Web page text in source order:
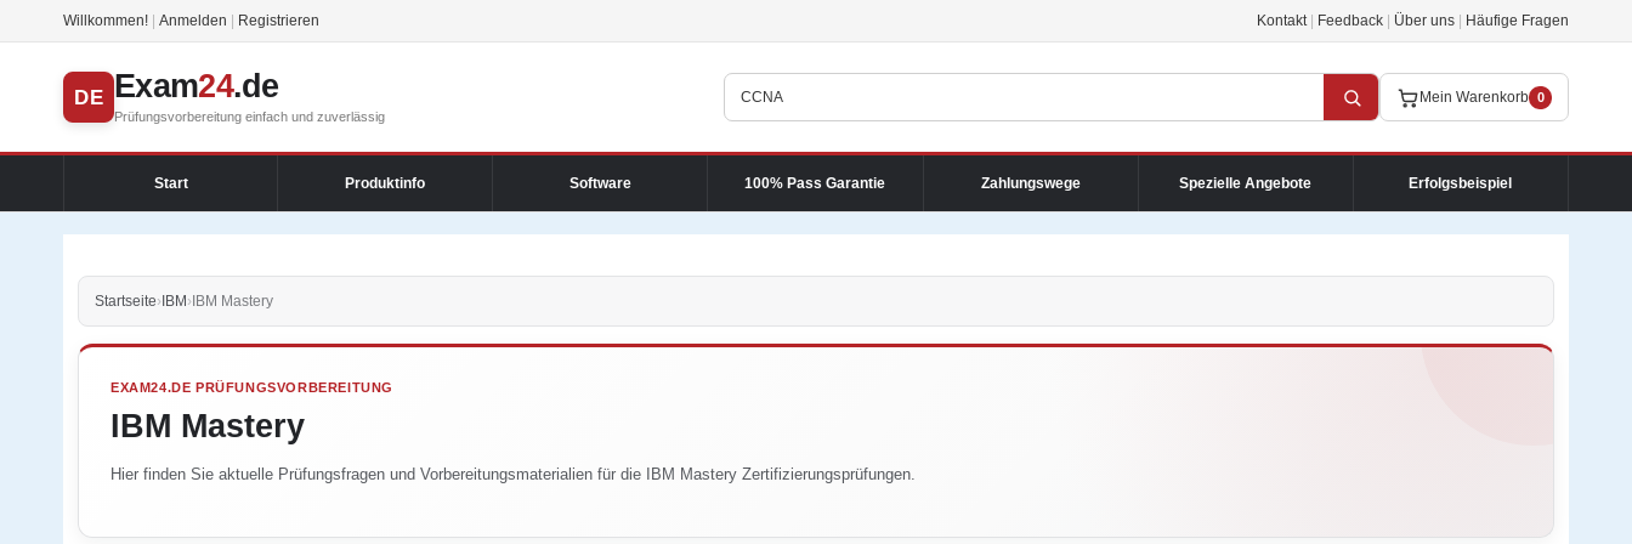
Willkommen! Anmelden Registrieren Kontakt Feedback Über uns Häufige Fragen
DE Exam24.de
Prüfungsvorbereitung einfach und zuverlässig
Mein Warenkorb 0
Start Produktinfo Software 100% Pass Garantie Zahlungswege Spezielle Angebote Erfolgsbeispiel
Startseite›IBM›IBM Mastery
EXAM24.DE PRÜFUNGSVORBEREITUNG
IBM Mastery
Hier finden Sie aktuelle Prüfungsfragen und Vorbereitungsmaterialien für die IBM Mastery Zertifizierungsprüfungen.